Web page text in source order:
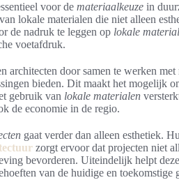
voor de materiaalkeuze in
lokale materialen die niet alleen
de nadruk te leggen op lokale
voetafdruk.
architecten door samen te werken
bieden. Dit maakt het mogelijk
gebruik van lokale materialen
de economie in de regio.
gaat verder dan alleen esthetiek.
zorgt ervoor dat projecten niet
bevorderen. Uiteindelijk helpt
van de huidige en toekomstige